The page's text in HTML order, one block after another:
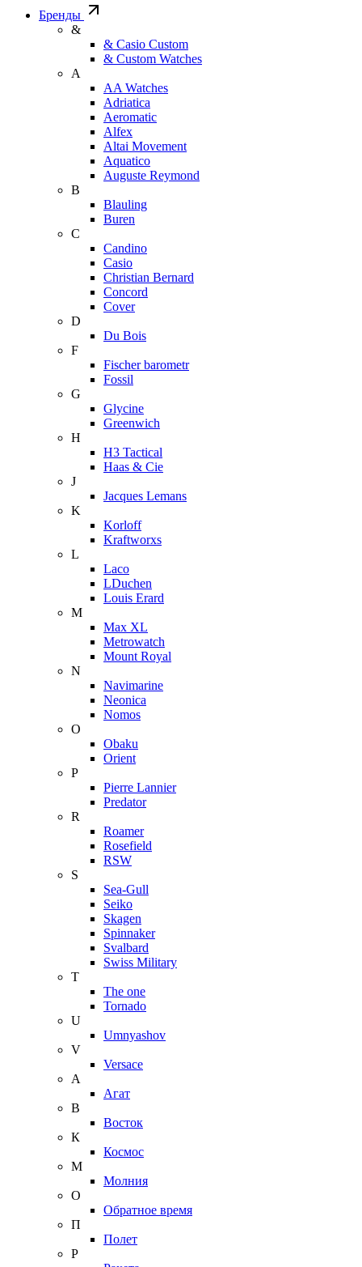
Бренды
&
& Casio Custom
& Custom Watches
A
AA Watches
Adriatica
Aeromatic
Alfex
Altai Movement
Aquatico
Auguste Reymond
B
Blauling
Buren
C
Candino
Casio
Christian Bernard
Concord
Cover
D
Du Bois
F
Fischer barometr
Fossil
G
Glycine
Greenwich
H
H3 Tactical
Haas & Cie
J
Jacques Lemans
K
Korloff
Kraftworxs
L
Laco
LDuchen
Louis Erard
M
Max XL
Metrowatch
Mount Royal
N
Navimarine
Neonica
Nomos
O
Obaku
Orient
P
Pierre Lannier
Predator
R
Roamer
Rosefield
RSW
S
Sea-Gull
Seiko
Skagen
Spinnaker
Svalbard
Swiss Military
T
The one
Tornado
U
Umnyashov
V
Versace
А
Агат
В
Восток
К
Космос
М
Молния
О
Обратное время
П
Полет
Р